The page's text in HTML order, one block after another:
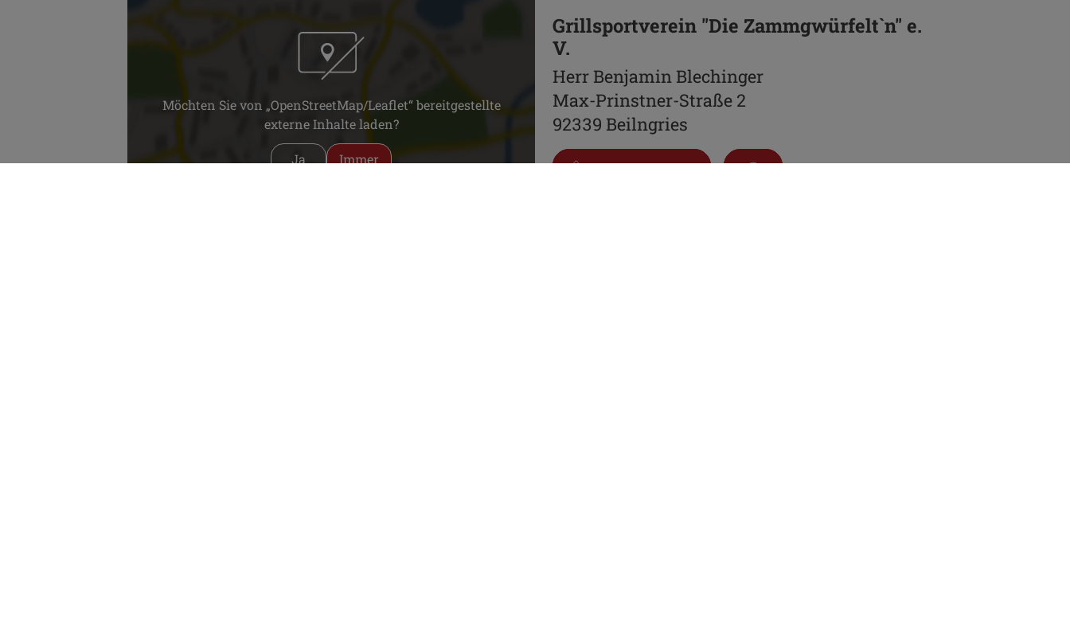
Möchten Sie von „OpenStreetMap/Leaflet“ bereitgestellte
externe Inhalte laden?
Ja Immer
Grillsportverein "Die Zammgwürfelt`n" e.
V.
Herr Benjamin Blechinger
Max-Prinstner-Straße 2
92339 Beilngries
0170 5590371